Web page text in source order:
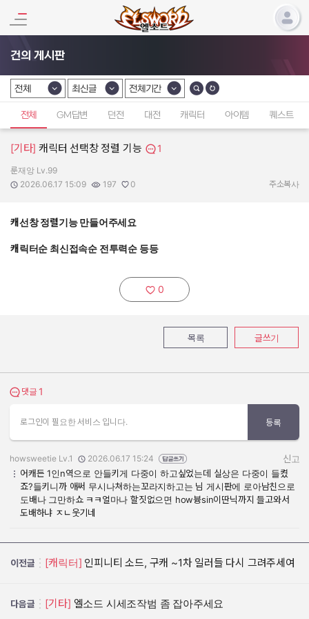
건의 게시판
카테고리 선택
전체
카테고리 선택
최신글
카테고리 선택
전체기간
전체 GM답변 던전 대전 캐릭터 아이템 퀘스트
[기타] 캐릭터 선택창 정렬 기능 1
작성자:
룬재앙 Lv.99
작성일:
2026.06.17 15:09
조회수:
197
추천수:
0 주소복사
캐선창 정렬기능 만들어주세요
캐릭터순 최신접속순 전투력순 등등
추천하기:
0
목록 글쓰기
댓글 보기
댓글 1
로그인이 필요한 서비스 입니다. 등록
작성자:
howsweetie Lv.1
작성일:
2026.06.17 15:24
신고
어캐든 1인n역으로 안들키게 다중이 하고싶었는데 실상은 다중이 들켰
죠?들키니까 애써 무시나쳐하는꼬라지하고는 님 게시판에 로아남친으로
도배나 그만하쇼 ㅋㅋ얼마나 할짓없으면 how븅sin이딴닉까지 들고와서
도배하냐 ㅈㄴ웃기네
이전글 [캐릭터] 인피니티 소드, 구캐 ~1차 일러들 다시 그려주세여
다음글 [기타] 엘소드 시세조작범 좀 잡아주세요